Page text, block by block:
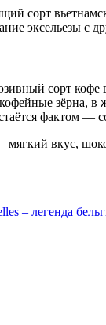
сорт
эксельезы с
сорт
зёрна, в
фактом —
вкус,
– легенда